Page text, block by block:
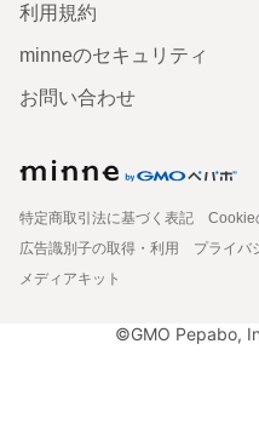
利用規約
minneのセキュリティ
お問い合わせ
特定商取引法に基づく表記
Cookie
広告識別子の取得・利用
プライバ
メディアキット
©GMO Pepabo,